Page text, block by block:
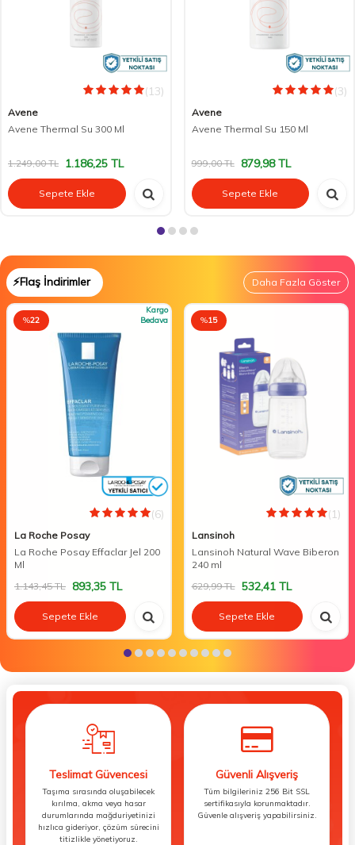
(13)
Avene
Avene Thermal Su 300 Ml
1.249,00TL 1.186,25 TL
Sepete Ekle
(3)
Avene
Avene Thermal Su 150 Ml
999,00TL 879,98TL
Sepete Ekle
⚡Flaş İndirimler Daha Fazla Göster
%22
Kargo
Bedava
(6)
La Roche Posay
La Roche Posay Effaclar Jel 200
Ml
1.143,45TL 893,35 TL
Sepete Ekle
%15
(1)
Lansinoh
Lansinoh Natural Wave Biberon
240 ml
629,99TL 532,41TL
Sepete Ekle
Teslimat Güvencesi
Taşıma sırasında oluşabilecek
kırılma, akma veya hasar
durumlarında mağduriyetinizi
hızlıca gideriyor, çözüm sürecini
titizlikle yönetiyoruz.
Güvenli Alışveriş
Tüm bilgileriniz 256 Bit SSL
sertifikasıyla korunmaktadır.
Güvenle alışveriş yapabilirsiniz.